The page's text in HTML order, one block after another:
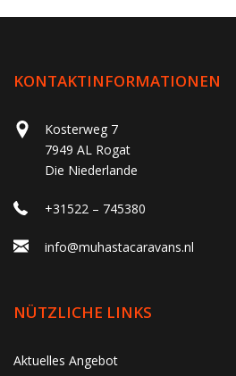
KONTAKTINFORMATIONEN
Kosterweg 7
7949 AL Rogat
Die Niederlande
+31522 – 745380
info@muhastacaravans.nl
NÜTZLICHE LINKS
Aktuelles Angebot